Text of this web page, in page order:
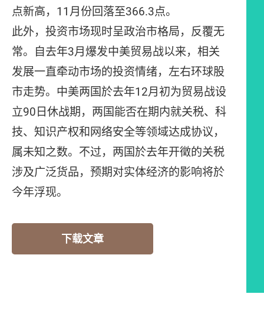
点新高，11月份回落至366.3点。
此外，投资市场现时呈政治市格局，反覆无
常。自去年3月爆发中美贸易战以来，相关
发展一直牵动市场的投资情绪，左右环球股
市走势。中美两国於去年12月初为贸易战设
立90日休战期，两国能否在期内就关税、科
技、知识产权和网络安全等领域达成协议，
属未知之数。不过，两国於去年开徵的关税
涉及广泛货品，预期对实体经济的影响将於
今年浮现。
下载文章